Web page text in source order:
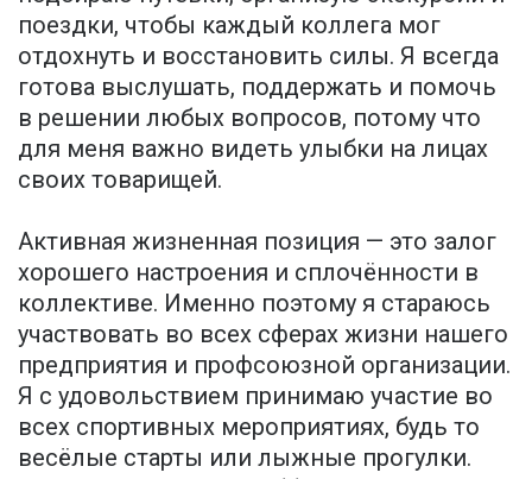
поездки, чтобы каждый коллега мог
отдохнуть и восстановить силы. Я всегда
готова выслушать, поддержать и помочь
в решении любых вопросов, потому что
для меня важно видеть улыбки на лицах
своих товарищей.
Активная жизненная позиция — это залог
хорошего настроения и сплочённости в
коллективе. Именно поэтому я стараюсь
участвовать во всех сферах жизни нашего
предприятия и профсоюзной организации.
Я с удовольствием принимаю участие во
всех спортивных мероприятиях, будь то
весёлые старты или лыжные прогулки.